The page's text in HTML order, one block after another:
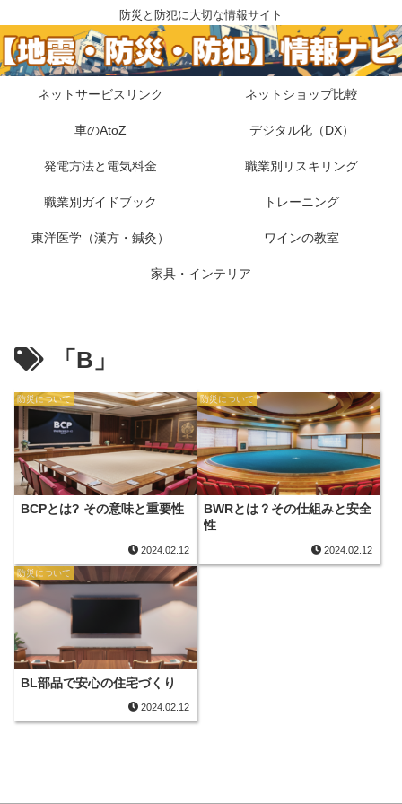
防災と防犯に大切な情報サイト
ネットサービスリンク ネットショップ比較
車のAtoZ デジタル化（DX）
発電方法と電気料金 職業別リスキリング
職業別ガイドブック トレーニング
東洋医学（漢方・鍼灸） ワインの教室
家具・インテリア
「B」
防災について
BCPとは? その意味と重要性
2024.02.12
防災について
BWRとは？その仕組みと安全
性
2024.02.12
防災について
BL部品で安心の住宅づくり
2024.02.12